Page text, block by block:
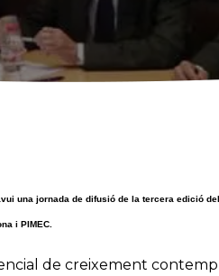
una jornada de difusió de la tercera edició
i PIMEC.
de creixement